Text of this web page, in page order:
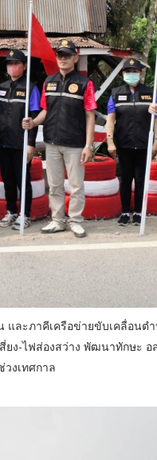
ละภาคีเครือข่ายขับเคลื่อนต
ง-ไฟส่องสว่าง พัฒนาทักษะ อ
งเทศกาล